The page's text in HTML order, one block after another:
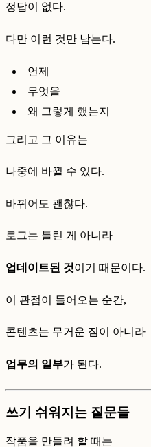
정답이 없다.
다만 이런 것만 남는다.
언제
무엇을
왜 그렇게 했는지
그리고 그 이유는
나중에 바뀔 수 있다.
바뀌어도 괜찮다.
로그는 틀린 게 아니라
업데이트된 것이기 때문이다.
이 관점이 들어오는 순간,
콘텐츠는 무거운 짐이 아니라
업무의 일부가 된다.
쓰기 쉬워지는 질문들
작품을 만들려 할 때는